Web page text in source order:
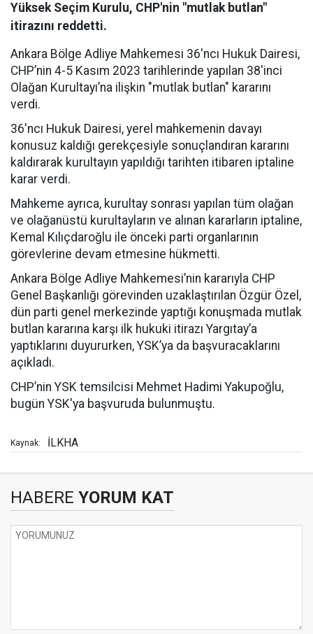
Yüksek Seçim Kurulu, CHP'nin "mutlak butlan"
itirazını reddetti.
Ankara Bölge Adliye Mahkemesi 36'ncı Hukuk Dairesi,
CHP’nin 4-5 Kasım 2023 tarihlerinde yapılan 38'inci
Olağan Kurultayı’na ilişkin "mutlak butlan" kararını
verdi.
36'ncı Hukuk Dairesi, yerel mahkemenin davayı
konusuz kaldığı gerekçesiyle sonuçlandıran kararını
kaldırarak kurultayın yapıldığı tarihten itibaren iptaline
karar verdi.
Mahkeme ayrıca, kurultay sonrası yapılan tüm olağan
ve olağanüstü kurultayların ve alınan kararların iptaline,
Kemal Kılıçdaroğlu ile önceki parti organlarının
görevlerine devam etmesine hükmetti.
Ankara Bölge Adliye Mahkemesi’nin kararıyla CHP
Genel Başkanlığı görevinden uzaklaştırılan Özgür Özel,
dün parti genel merkezinde yaptığı konuşmada mutlak
butlan kararına karşı ilk hukuki itirazı Yargıtay’a
yaptıklarını duyururken, YSK’ya da başvuracaklarını
açıkladı.
CHP’nin YSK temsilcisi Mehmet Hadimi Yakupoğlu,
bugün YSK'ya başvuruda bulunmuştu.
Kaynak: İLKHA
HABERE YORUM KAT